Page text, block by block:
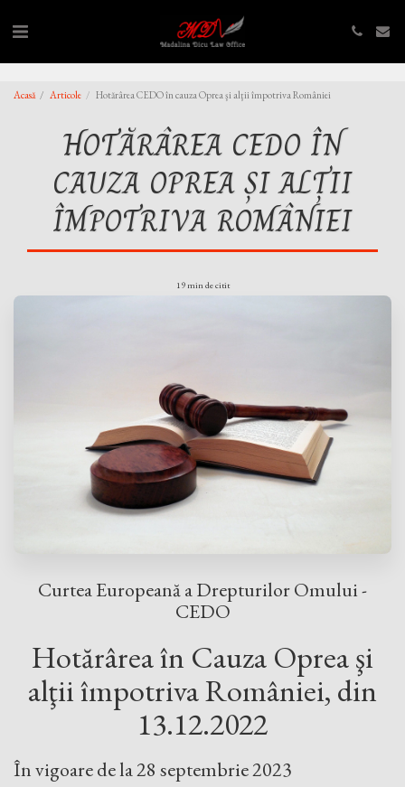
Acasă Articole Hotărârea CEDO în cauza Oprea şi alţii împotriva României
HOTĂRÂREA CEDO ÎN
CAUZA OPREA ŞI ALŢII
ÎMPOTRIVA ROMÂNIEI
19 min de citit
Curtea Europeană a Drepturilor Omului -
CEDO
Hotărârea în Cauza Oprea şi
alţii împotriva României, din
13.12.2022
În vigoare de la 28 septembrie 2023